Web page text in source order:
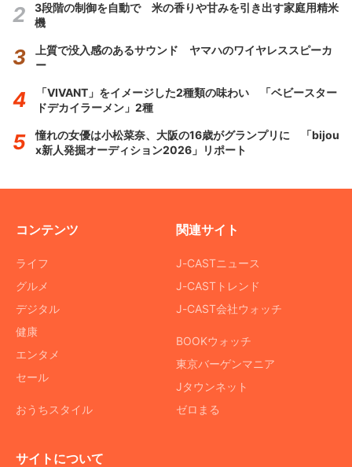
3段階の制御を自動で 米の香りや甘みを引き出す家庭用精米
機
上質で没入感のあるサウンド ヤマハのワイヤレススピーカ
ー
「VIVANT」をイメージした2種類の味わい 「ベビースター
ドデカイラーメン」2種
憧れの女優は小松菜奈、大阪の16歳がグランプリに 「bijou
x新人発掘オーディション2026」リポート
コンテンツ
ライフ
グルメ
デジタル
健康
エンタメ
セール
おうちスタイル
関連サイト
J-CASTニュース
J-CASTトレンド
J-CAST会社ウォッチ
BOOKウォッチ
東京バーゲンマニア
Jタウンネット
ゼロまる
サイトについて